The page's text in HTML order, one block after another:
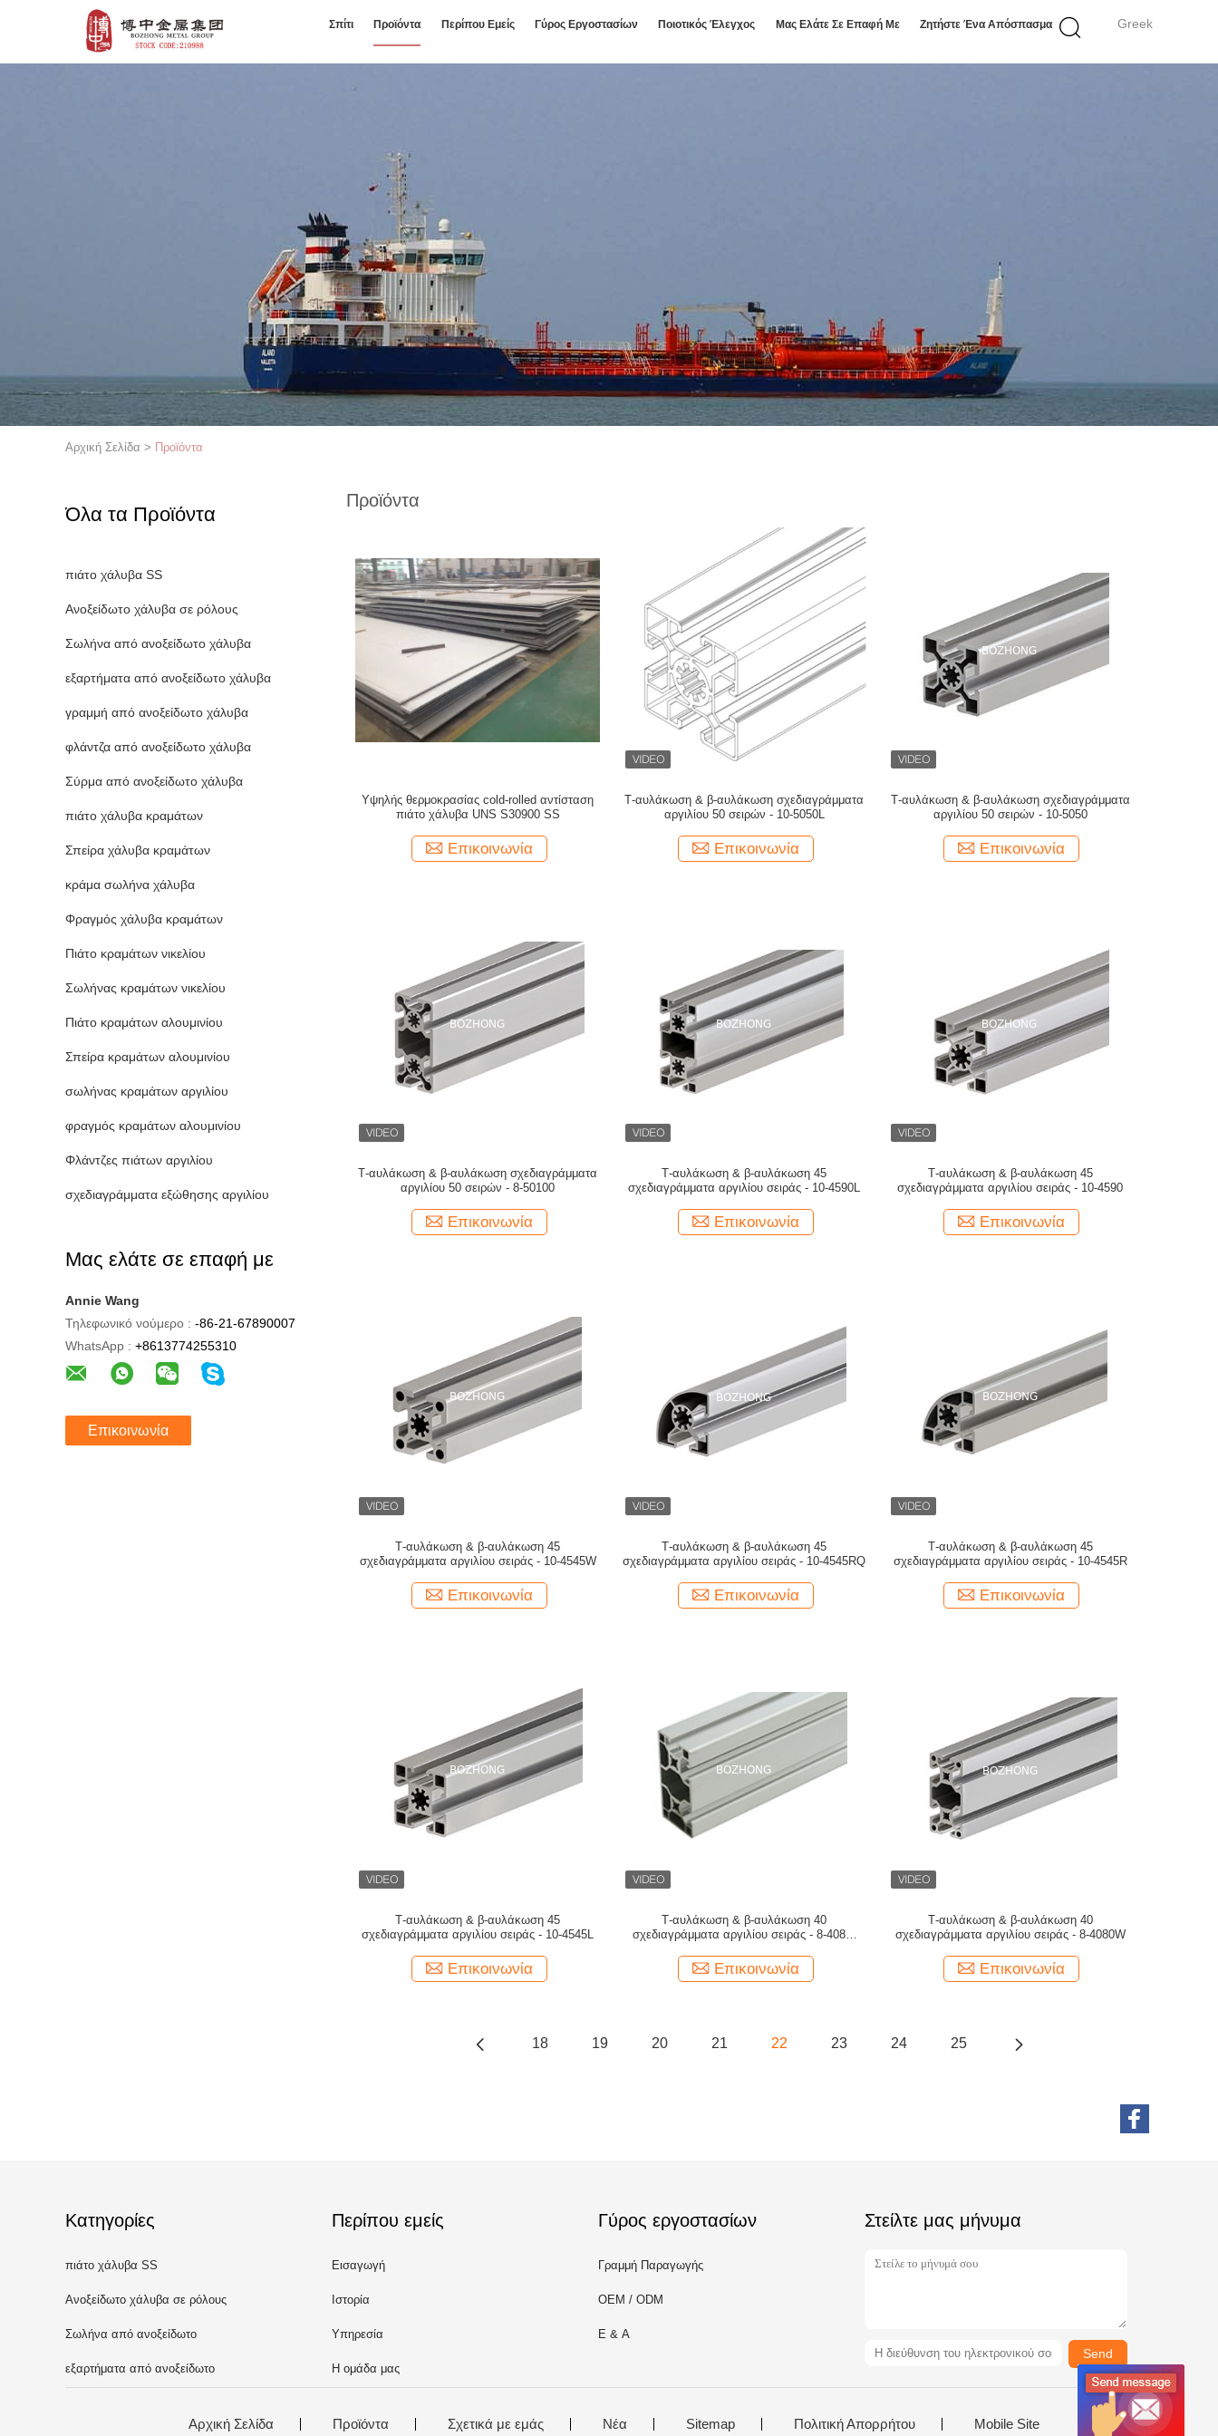
Greek
Σπίτι Προϊόντα Περίπου Εμείς Γύρος Εργοστασίων Ποιοτικός Έλεγχος Μας Ελάτε Σε Επαφή Με Ζητήστε Ένα Απόσπασμα
Αρχική Σελίδα > Προϊόντα
Όλα τα Προϊόντα
πιάτο χάλυβα SS
Ανοξείδωτο χάλυβα σε ρόλους
Σωλήνα από ανοξείδωτο χάλυβα
εξαρτήματα από ανοξείδωτο χάλυβα
γραμμή από ανοξείδωτο χάλυβα
φλάντζα από ανοξείδωτο χάλυβα
Σύρμα από ανοξείδωτο χάλυβα
πιάτο χάλυβα κραμάτων
Σπείρα χάλυβα κραμάτων
κράμα σωλήνα χάλυβα
Φραγμός χάλυβα κραμάτων
Πιάτο κραμάτων νικελίου
Σωλήνας κραμάτων νικελίου
Πιάτο κραμάτων αλουμινίου
Σπείρα κραμάτων αλουμινίου
σωλήνας κραμάτων αργιλίου
φραγμός κραμάτων αλουμινίου
Φλάντζες πιάτων αργιλίου
σχεδιαγράμματα εξώθησης αργιλίου
Μας ελάτε σε επαφή με
Annie Wang
Τηλεφωνικό νούμερο : -86-21-67890007
WhatsApp : +8613774255310
Επικοινωνία
Προϊόντα
Υψηλής θερμοκρασίας cold-rolled αντίσταση
πιάτο χάλυβα UNS S30900 SS
Επικοινωνία
Τ-αυλάκωση & β-αυλάκωση σχεδιαγράμματα
αργιλίου 50 σειρών - 10-5050L
Επικοινωνία
Τ-αυλάκωση & β-αυλάκωση σχεδιαγράμματα
αργιλίου 50 σειρών - 10-5050
Επικοινωνία
Τ-αυλάκωση & β-αυλάκωση σχεδιαγράμματα
αργιλίου 50 σειρών - 8-50100
Επικοινωνία
Τ-αυλάκωση & β-αυλάκωση 45
σχεδιαγράμματα αργιλίου σειράς - 10-4590L
Επικοινωνία
Τ-αυλάκωση & β-αυλάκωση 45
σχεδιαγράμματα αργιλίου σειράς - 10-4590
Επικοινωνία
Τ-αυλάκωση & β-αυλάκωση 45
σχεδιαγράμματα αργιλίου σειράς - 10-4545W
Επικοινωνία
Τ-αυλάκωση & β-αυλάκωση 45
σχεδιαγράμματα αργιλίου σειράς - 10-4545RQ
Επικοινωνία
Τ-αυλάκωση & β-αυλάκωση 45
σχεδιαγράμματα αργιλίου σειράς - 10-4545R
Επικοινωνία
Τ-αυλάκωση & β-αυλάκωση 45
σχεδιαγράμματα αργιλίου σειράς - 10-4545L
Επικοινωνία
Τ-αυλάκωση & β-αυλάκωση 40
σχεδιαγράμματα αργιλίου σειράς - 8-4080-
Επικοινωνία
Τ-αυλάκωση & β-αυλάκωση 40
σχεδιαγράμματα αργιλίου σειράς - 8-4080W
Επικοινωνία
18 19 20 21 22 23 24 25
Κατηγορίες
πιάτο χάλυβα SS
Ανοξείδωτο χάλυβα σε ρόλους
Σωλήνα από ανοξείδωτο
χάλυβα
εξαρτήματα από ανοξείδωτο
Περίπου εμείς
Εισαγωγή
Ιστορία
Υπηρεσία
Η ομάδα μας
Γύρος εργοστασίων
Γραμμή Παραγωγής
OEM / ODM
Ε & Α
Στείλτε μας μήνυμα
Send
Αρχική Σελίδα Προϊόντα Σχετικά με εμάς Νέα Sitemap Πολιτική Απορρήτου Mobile Site